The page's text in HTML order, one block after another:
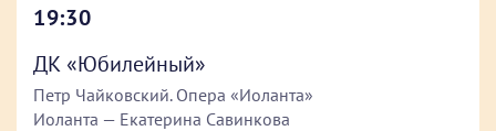
19:30
ДК «Юбилейный»
Петр Чайковский. Опера «Иоланта»
Иоланта — Екатерина Савинкова